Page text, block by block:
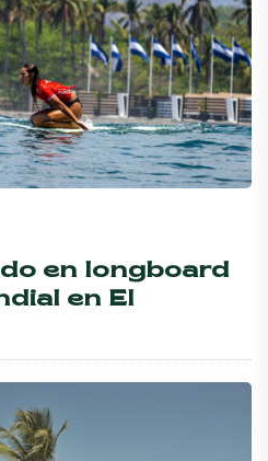
en longboard
en El